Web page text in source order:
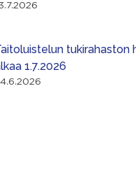
tukirahaston
1.7.2026